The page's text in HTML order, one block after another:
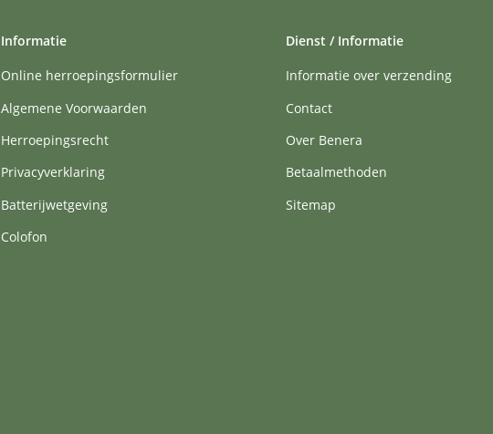
Informatie
Online herroepingsformulier
Algemene Voorwaarden
Herroepingsrecht
Privacyverklaring
Batterijwetgeving
Colofon
Dienst / Informatie
Informatie over verzending
Contact
Over Benera
Betaalmethoden
Sitemap